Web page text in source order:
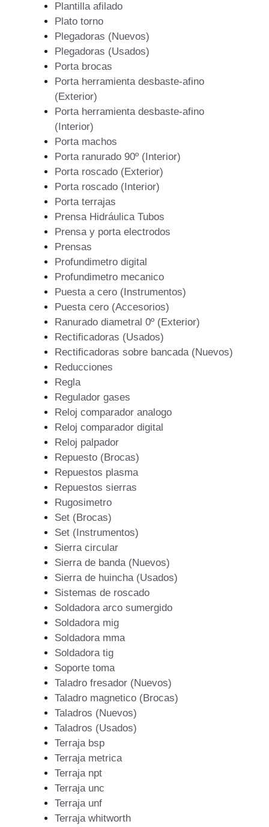
Plantilla afilado
Plato torno
Plegadoras (Nuevos)
Plegadoras (Usados)
Porta brocas
Porta herramienta desbaste-afino
(Exterior)
Porta herramienta desbaste-afino
(Interior)
Porta machos
Porta ranurado 90º (Interior)
Porta roscado (Exterior)
Porta roscado (Interior)
Porta terrajas
Prensa Hidráulica Tubos
Prensa y porta electrodos
Prensas
Profundimetro digital
Profundimetro mecanico
Puesta a cero (Instrumentos)
Puesta cero (Accesorios)
Ranurado diametral 0º (Exterior)
Rectificadoras (Usados)
Rectificadoras sobre bancada (Nuevos)
Reducciones
Regla
Regulador gases
Reloj comparador analogo
Reloj comparador digital
Reloj palpador
Repuesto (Brocas)
Repuestos plasma
Repuestos sierras
Rugosimetro
Set (Brocas)
Set (Instrumentos)
Sierra circular
Sierra de banda (Nuevos)
Sierra de huincha (Usados)
Sistemas de roscado
Soldadora arco sumergido
Soldadora mig
Soldadora mma
Soldadora tig
Soporte toma
Taladro fresador (Nuevos)
Taladro magnetico (Brocas)
Taladros (Nuevos)
Taladros (Usados)
Terraja bsp
Terraja metrica
Terraja npt
Terraja unc
Terraja unf
Terraja whitworth